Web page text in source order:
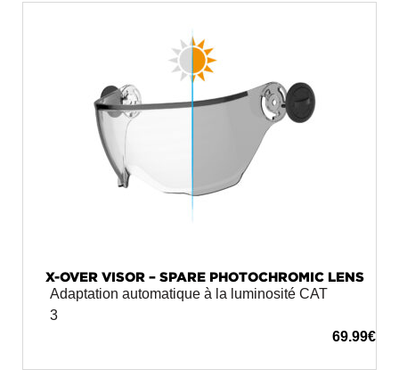
X-OVER VISOR – SPARE PHOTOCHROMIC LENS
Adaptation automatique à la luminosité CAT
3
69.99€